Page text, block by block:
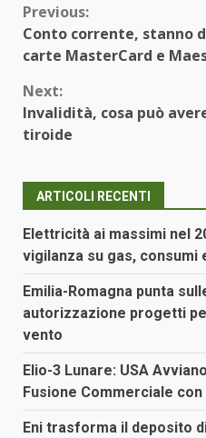
Continue
Reading
Previous:
Conto corrente, stanno
carte MasterCard e
Next:
Invalidità, cosa può
tiroide
ARTICOLI RECENTI
Elettricità ai massimi nel
vigilanza su gas, consumi
Emilia-Romagna punta
autorizzazione progetti
vento
Elio-3 Lunare: USA
Fusione Commerciale
Eni trasforma il deposito